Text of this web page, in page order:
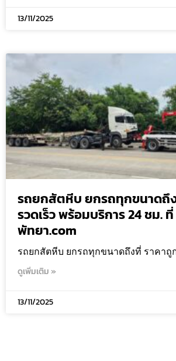
13/11/2025
รถยกสัตหีบ ยกรถทุกขนาดถึ
รวดเร็ว พร้อมบริการ 24 ชม.
พัทยา.com
รถยกสัตหีบ ยกรถทุกขนาดถึงที่ ราคาถู
ดูเพิ่มเติม »
13/11/2025